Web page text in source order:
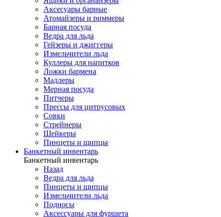
Аксесуары барные
Атомайзеры и риммеры
Барная посуда
Ведра для льда
Гейзеры и джиггеры
Измельчители льда
Куллеры для напитков
Ложки бармена
Мадлеры
Мерная посуда
Питчеры
Прессы для цитрусовых
Совки
Стрейнеры
Шейкеры
Пинцеты и щипцы
Банкетный инвентарь
Банкетный инвентарь
Назад
Ведра для льда
Пинцеты и щипцы
Измельчители льда
Подносы
Аксессуары для фуршета